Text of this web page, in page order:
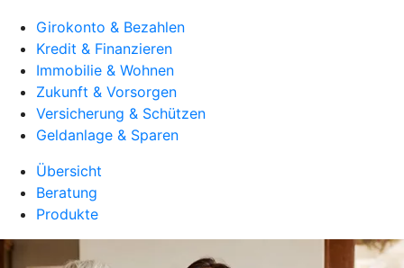
Girokonto & Bezahlen
Kredit & Finanzieren
Immobilie & Wohnen
Zukunft & Vorsorgen
Versicherung & Schützen
Geldanlage & Sparen
Übersicht
Beratung
Produkte